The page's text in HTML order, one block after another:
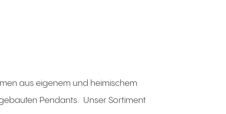
aus eigenem und heimischem
Pendants. Unser Sortiment